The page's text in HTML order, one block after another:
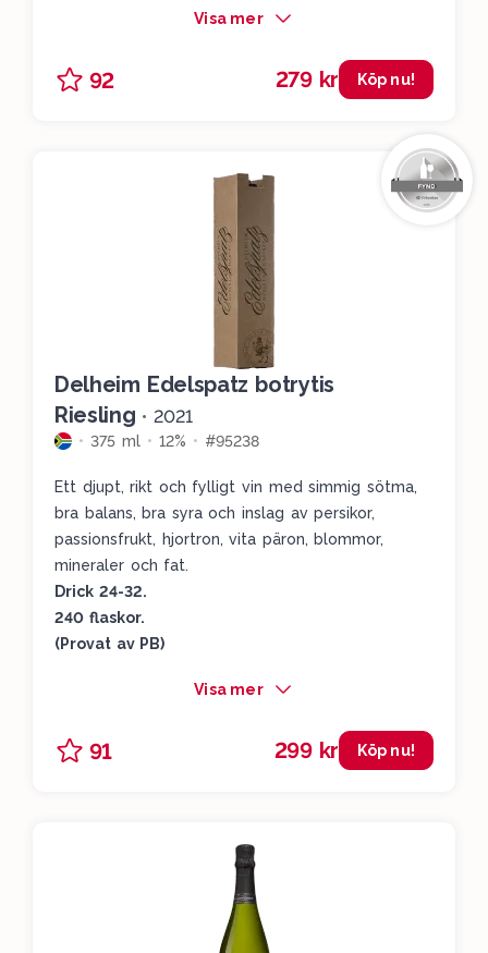
Visa mer
92 279 kr Köp nu!
Delheim Edelspatz botrytis
Riesling • 2021
375 ml 12% #95238
Ett djupt, rikt och fylligt vin med simmig sötma,
bra balans, bra syra och inslag av persikor,
passionsfrukt, hjortron, vita päron, blommor,
mineraler och fat.
Drick 24-32.
240 flaskor.
(Provat av PB)
Visa mer
91 299 kr Köp nu!